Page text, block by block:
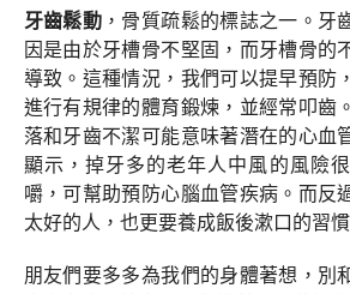
牙齒鬆動 ，骨質疏鬆的標誌之一。牙
因是由於牙槽骨不堅固，而牙槽骨的
導致。這種情況，我們可以提早預防
進行有規律的體育鍛煉，並經常叩齒
落和牙齒不潔可能意味著潛在的心血
顯示，掉牙多的老年人中風的風險
嚼，可幫助預防心腦血管疾病。而反
太好的人，也更要養成飯後漱口的習慣
朋友們要多多為我們的身體著想，別